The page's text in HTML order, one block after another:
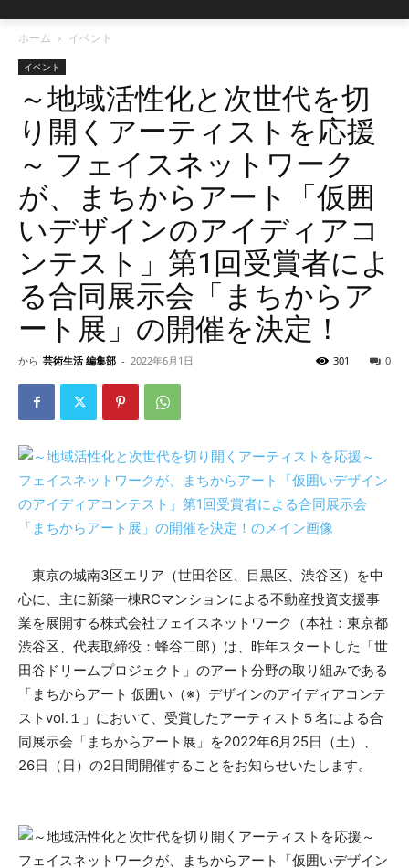
ホーム イベント
イベント
～地域活性化と次世代を切
り開くアーティストを応援
～ フェイスネットワーク
が、まちからアート「仮囲
いデザインのアイディアコ
ンテスト」第1回受賞者によ
る合同展示会「まちからア
ート展」の開催を決定！
から 芸術生活 編集部 - 2022年6月1日 0
301
東京の城南3区エリア（世田谷区、目黒区、渋谷区）を中
心に、主に新築一棟RCマンションによる不動産投資支援事
業を展開する株式会社フェイスネットワーク（本社：東京都
渋谷区、代表取締役：蜂谷二郎）は、昨年スタートした「世
田谷ドリームプロジェクト」のアート分野の取り組みである
「まちからアート 仮囲い（※）デザインのアイディアコンテ
ストvol.１」において、受賞したアーティスト５名による合
同展示会「まちからアート展」を2022年6月25日（土）、
26日（日）の2日間開催することをお知らせいたします。